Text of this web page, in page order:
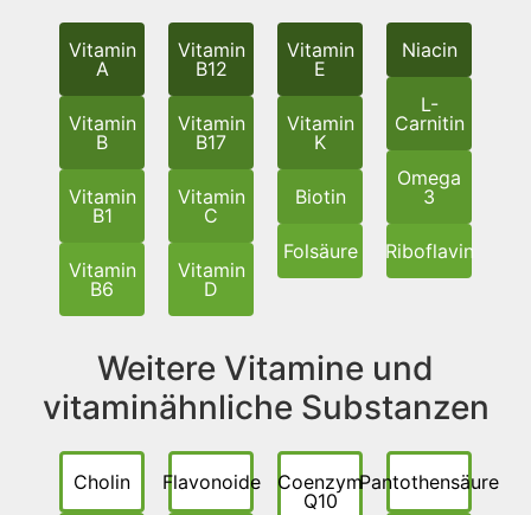
Vitamin
A
Vitamin
B
Vitamin
B1
Vitamin
B6
Vitamin
B12
Vitamin
B17
Vitamin
C
Vitamin
D
Vitamin
E
Vitamin
K
Biotin
Folsäure
Niacin
L-
Carnitin
Omega
3
Riboflavin
Weitere Vitamine und
vitaminähnliche Substanzen
Cholin Flavonoide
Coenzym
Q10
Pantothensäure